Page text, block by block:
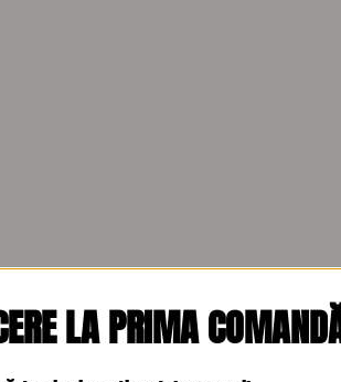
LA PRIMA